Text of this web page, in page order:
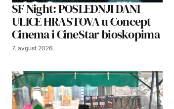
SF Night: POSLEDNJI DANI
ULICE HRASTOVA u Concept
Cinema i CineStar bioskopima
7. avgust 2026.